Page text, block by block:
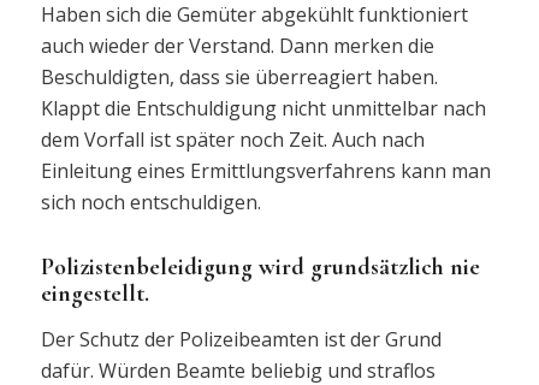
Haben sich die Gemüter abgekühlt funktioniert
auch wieder der Verstand. Dann merken die
Beschuldigten, dass sie überreagiert haben.
Klappt die Entschuldigung nicht unmittelbar nach
dem Vorfall ist später noch Zeit. Auch nach
Einleitung eines Ermittlungsverfahrens kann man
sich noch entschuldigen.
Polizistenbeleidigung wird grundsätzlich nie
eingestellt.
Der Schutz der Polizeibeamten ist der Grund
dafür. Würden Beamte beliebig und straflos